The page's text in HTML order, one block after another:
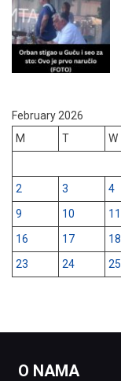
February 2026
M
T W
2
3 4
9
10 11
16
17 18
23
24 25
O NAMA